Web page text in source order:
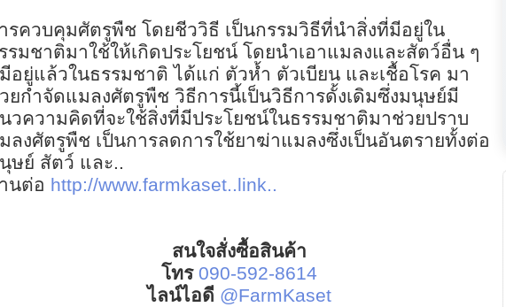
รควบคุมศัตรูพืช โดยชีววิธี เป็นกรรมวิธีที่นำสิ่งที่มีอยู่ใน
รมชาติมาใช้ให้เกิดประโยชน์ โดยนำเอาแมลงและสัตว์อื่น ๆ
อยู่แล้วในธรรมชาติ ได้แก่ ตัวห้ำ ตัวเบียน และเชื้อโรค มา
ยกำจัดแมลงศัตรูพืช วิธีการนี้เป็นวิธีการดั้งเดิมซึ่งมนุษย์มี
วความคิดที่จะใช้สิ่งที่มีประโยชน์ในธรรมชาติมาช่วยปราบ
ลงศัตรูพืช เป็นการลดการใช้ยาฆ่าแมลงซึ่งเป็นอันตรายทั้งต่อ
ษย์ สัตว์ และ..
นต่อ http://www.farmkaset..link..
สนใจสั่งซื้อสินค้า
โทร 090-592-8614
ไลน์ไอดี @FarmKaset